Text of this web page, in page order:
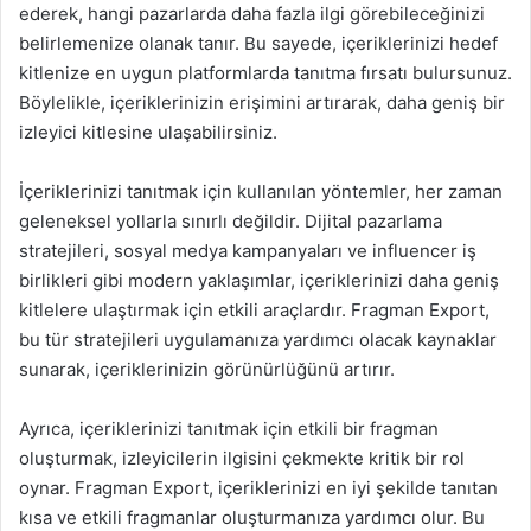
ederek, hangi pazarlarda daha fazla ilgi görebileceğinizi
belirlemenize olanak tanır. Bu sayede, içeriklerinizi hedef
kitlenize en uygun platformlarda tanıtma fırsatı bulursunuz.
Böylelikle, içeriklerinizin erişimini artırarak, daha geniş bir
izleyici kitlesine ulaşabilirsiniz.
İçeriklerinizi tanıtmak için kullanılan yöntemler, her zaman
geleneksel yollarla sınırlı değildir. Dijital pazarlama
stratejileri, sosyal medya kampanyaları ve influencer iş
birlikleri gibi modern yaklaşımlar, içeriklerinizi daha geniş
kitlelere ulaştırmak için etkili araçlardır. Fragman Export,
bu tür stratejileri uygulamanıza yardımcı olacak kaynaklar
sunarak, içeriklerinizin görünürlüğünü artırır.
Ayrıca, içeriklerinizi tanıtmak için etkili bir fragman
oluşturmak, izleyicilerin ilgisini çekmekte kritik bir rol
oynar. Fragman Export, içeriklerinizi en iyi şekilde tanıtan
kısa ve etkili fragmanlar oluşturmanıza yardımcı olur. Bu